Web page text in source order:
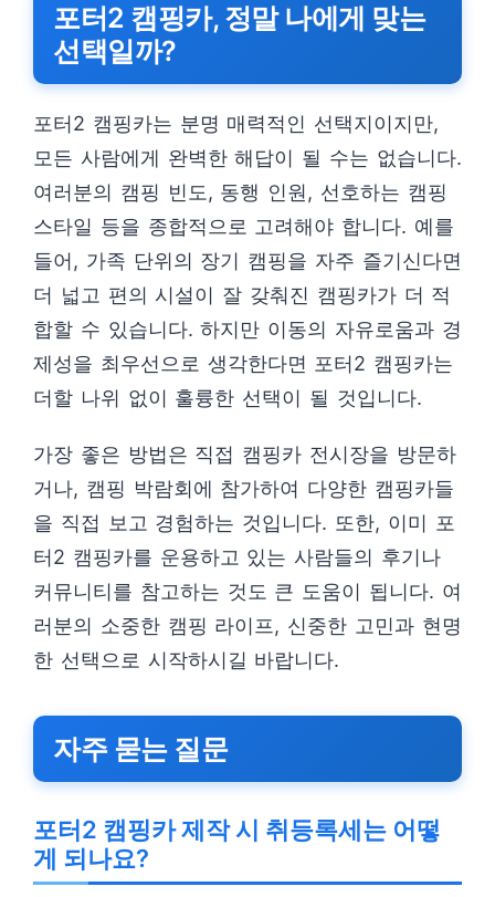
포터2 캠핑카, 정말 나에게 맞는
선택일까?
포터2 캠핑카는 분명 매력적인 선택지이지만,
모든 사람에게 완벽한 해답이 될 수는 없습니다.
여러분의 캠핑 빈도, 동행 인원, 선호하는 캠핑
스타일 등을 종합적으로 고려해야 합니다. 예를
들어, 가족 단위의 장기 캠핑을 자주 즐기신다면
더 넓고 편의 시설이 잘 갖춰진 캠핑카가 더 적
합할 수 있습니다. 하지만 이동의 자유로움과 경
제성을 최우선으로 생각한다면 포터2 캠핑카는
더할 나위 없이 훌륭한 선택이 될 것입니다.
가장 좋은 방법은 직접 캠핑카 전시장을 방문하
거나, 캠핑 박람회에 참가하여 다양한 캠핑카들
을 직접 보고 경험하는 것입니다. 또한, 이미 포
터2 캠핑카를 운용하고 있는 사람들의 후기나
커뮤니티를 참고하는 것도 큰 도움이 됩니다. 여
러분의 소중한 캠핑 라이프, 신중한 고민과 현명
한 선택으로 시작하시길 바랍니다.
자주 묻는 질문
포터2 캠핑카 제작 시 취등록세는 어떻
게 되나요?